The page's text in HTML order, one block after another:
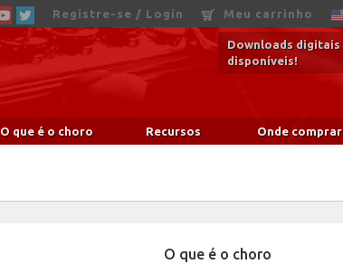
Registre-se / Login Meu carrinho
Downloads digitais
disponíveis!
O que é o choro Recursos Onde comprar
O que é o choro